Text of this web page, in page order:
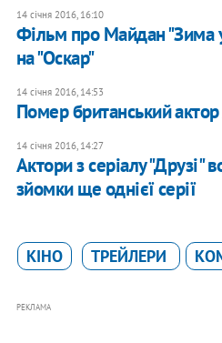
14 січня 2016, 16:10
Фільм про Майдан "Зима
на "Оскар"
14 січня 2016, 14:53
Помер британський
14 січня 2016, 14:27
Актори з серіалу "Друзі"
зйомки ще однієї серії
КІНО ТРЕЙЛЕРИ
РЕКЛАМА